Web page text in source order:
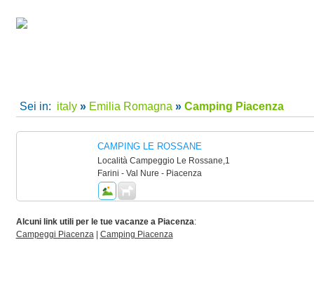
Sei in: italy» Emilia Romagna » Camping Piacenza
CAMPING LE ROSSANE
Località Campeggio Le Rossane,1
Farini - Val Nure - Piacenza
Alcuni link utili per le tue vacanze a Piacenza:
Campeggi Piacenza| Camping Piacenza